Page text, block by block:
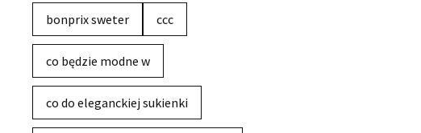
bonprix sweter ccc
co będzie modne w
co do eleganckiej sukienki